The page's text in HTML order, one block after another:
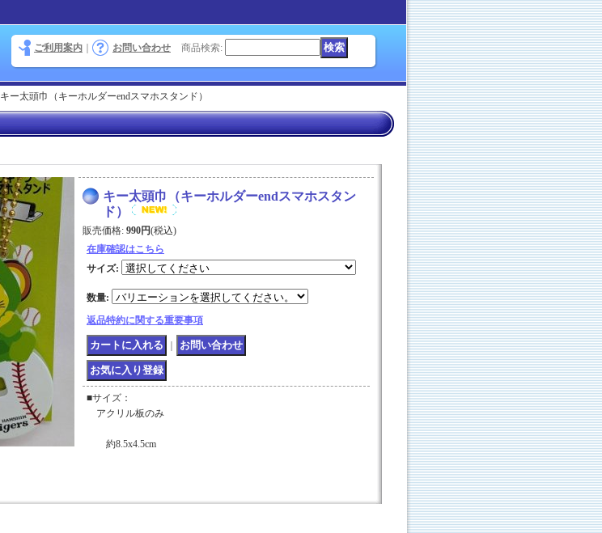
ご利用案内 お問い合わせ 商品検索:
キー太頭巾（キーホルダーendスマホスタンド）
キー太頭巾（キーホルダーendスマホスタン
ド）
販売価格: 990円(税込)
在庫確認はこちら
サイズ:
数量:
返品特約に関する重要事項
■サイズ：
アクリル板のみ
約8.5x4.5cm